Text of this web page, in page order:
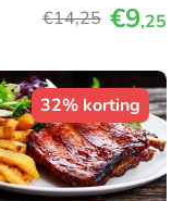
€14,25 €9,25
32% korting